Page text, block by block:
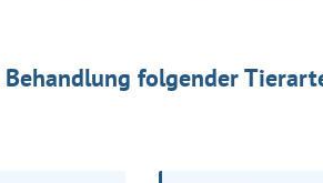
folgender